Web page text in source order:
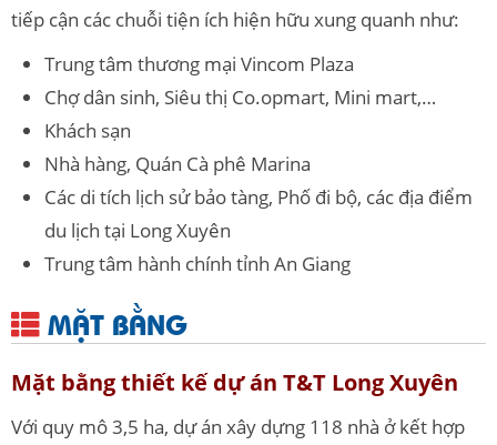
tiếp cận các chuỗi tiện ích hiện hữu xung quanh như:
Trung tâm thương mại Vincom Plaza
Chợ dân sinh, Siêu thị Co.opmart, Mini mart,…
Khách sạn
Nhà hàng, Quán Cà phê Marina
Các di tích lịch sử bảo tàng, Phố đi bộ, các địa điểm
du lịch tại Long Xuyên
Trung tâm hành chính tỉnh An Giang
MẶT BẰNG
Mặt bằng thiết kế dự án T&T Long Xuyên
Với quy mô 3,5 ha, dự án xây dựng 118 nhà ở kết hợp